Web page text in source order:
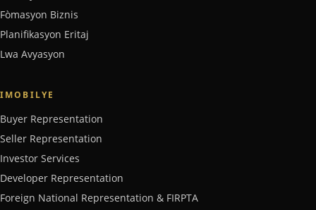
Fòmasyon Biznis
Planifikasyon Eritaj
Lwa Avyasyon
IMOBILYE
Buyer Representation
Seller Representation
Investor Services
Developer Representation
Foreign National Representation & FIRPTA